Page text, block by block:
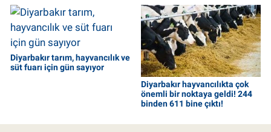
Diyarbakır tarım, hayvancılık ve
süt fuarı için gün sayıyor
Diyarbakır hayvancılıkta çok
önemli bir noktaya geldi! 244
binden 611 bine çıktı!